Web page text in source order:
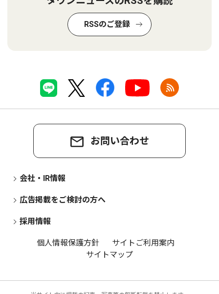
RSSのご登録
お問い合わせ
会社・IR情報
広告掲載をご検討の方へ
採用情報
個人情報保護方針
サイトご利用案内
サイトマップ